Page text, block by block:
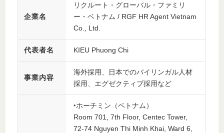
企業名
リクルート・グローバル・ファミリ
ー・ベトナム / RGF HR Agent Vietnam
Co., Ltd.
代表者名 KIEU Phuong Chi
事業内容
海外採用、日本でのバイリンガル人材
採用、エグゼクティブ採用など
‣ホーチミン（ベトナム）
Room 701, 7th Floor, Centec Tower,
72-74 Nguyen Thi Minh Khai, Ward 6,